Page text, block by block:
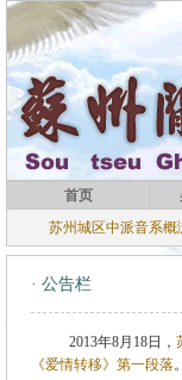
首页
苏州城区中派音系概
· 公告栏
2013年8月18日，
《爱情转移》第一段落。